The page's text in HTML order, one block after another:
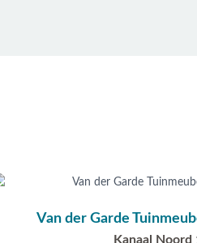
Van der Garde
Kanaal Noord